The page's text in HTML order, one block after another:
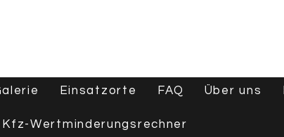
Einsatzorte FAQ Über uns
Kfz-Wertminderungsrechner